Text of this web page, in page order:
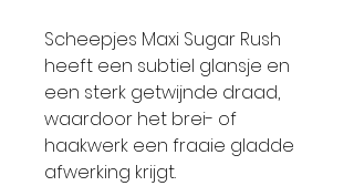
Scheepjes Maxi Sugar Rush
heeft een subtiel glansje en
een sterk getwijnde draad,
waardoor het brei- of
haakwerk een fraaie gladde
afwerking krijgt.